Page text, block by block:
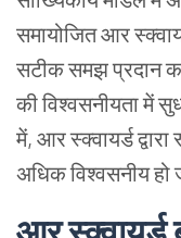
समायोजित आर
सटीक समझ प्रदान
की विश्वसनीयता में
में, आर स्क्वायर्ड
अधिक विश्वसनीय हो